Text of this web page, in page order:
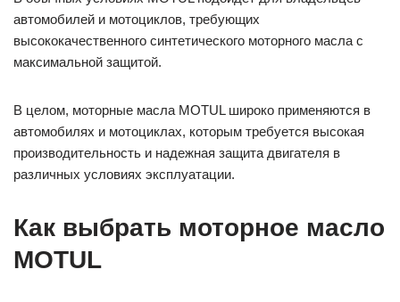
автомобилей и мотоциклов, требующих
высококачественного синтетического моторного масла с
максимальной защитой.
В целом, моторные масла MOTUL широко применяются в
автомобилях и мотоциклах, которым требуется высокая
производительность и надежная защита двигателя в
различных условиях эксплуатации.
Как выбрать моторное масло
MOTUL